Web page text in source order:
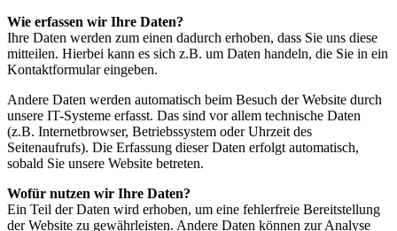
Wie erfassen wir Ihre Daten?
Ihre Daten werden zum einen dadurch erhoben, dass Sie uns diese
mitteilen. Hierbei kann es sich z.B. um Daten handeln, die Sie in ein
Kontaktformular eingeben.
Andere Daten werden automatisch beim Besuch der Website durch
unsere IT-Systeme erfasst. Das sind vor allem technische Daten
(z.B. Internetbrowser, Betriebssystem oder Uhrzeit des
Seitenaufrufs). Die Erfassung dieser Daten erfolgt automatisch,
sobald Sie unsere Website betreten.
Wofür nutzen wir Ihre Daten?
Ein Teil der Daten wird erhoben, um eine fehlerfreie Bereitstellung
der Website zu gewährleisten. Andere Daten können zur Analyse